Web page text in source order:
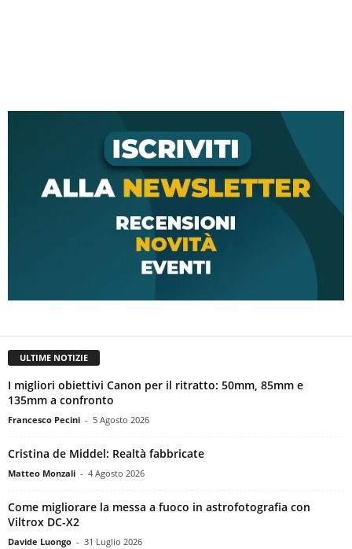
ULTIME NOTIZIE
I migliori obiettivi Canon per il ritratto: 50mm, 85mm e
135mm a confronto
Francesco Pecini - 5 Agosto 2026
Cristina de Middel: Realtà fabbricate
Matteo Monzali - 4 Agosto 2026
Come migliorare la messa a fuoco in astrofotografia con
Viltrox DC-X2
Davide Luongo - 31 Luglio 2026